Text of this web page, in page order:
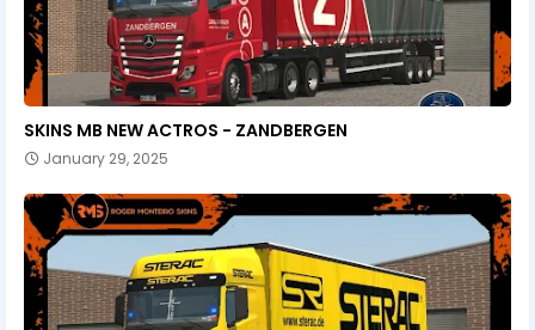
SKINS MB NEW ACTROS - ZANDBERGEN
January 29, 2025